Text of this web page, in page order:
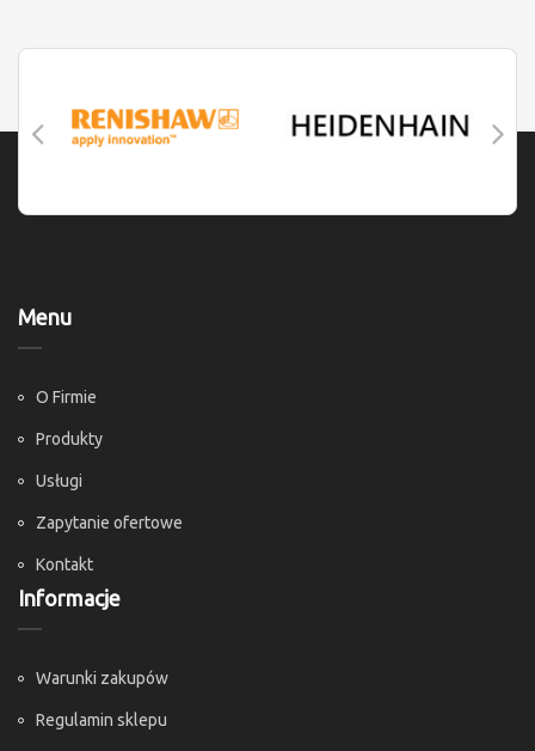
Menu
O Firmie
Produkty
Usługi
Zapytanie ofertowe
Kontakt
Informacje
Warunki zakupów
Regulamin sklepu